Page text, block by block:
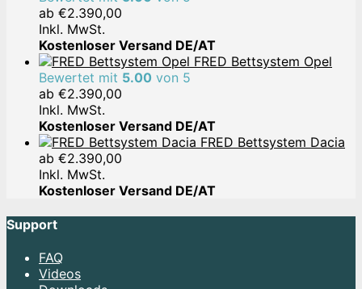
ab €2.390,00
Inkl. MwSt.
Kostenloser Versand DE/AT
FRED Bettsystem Opel
Bewertet mit 5.00 von 5
ab €2.390,00
Inkl. MwSt.
Kostenloser Versand DE/AT
FRED Bettsystem Dacia
ab €2.390,00
Inkl. MwSt.
Kostenloser Versand DE/AT
Support
FAQ
Videos